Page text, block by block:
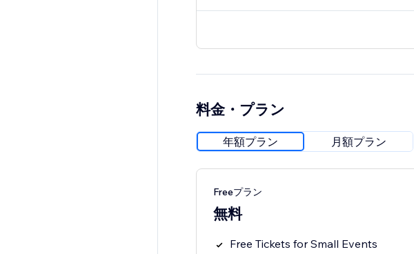
料金・プラン
年額プラン 月額プラン
Freeプラン
無料
Free Tickets for Small Events